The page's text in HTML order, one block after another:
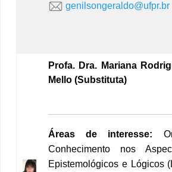
genilsongeraldo@ufpr.br
Profa. Dra. Mariana
Mello (Substituta)
Áreas de interesse:
Conhecimento nos
Epistemológicos e Lógicos